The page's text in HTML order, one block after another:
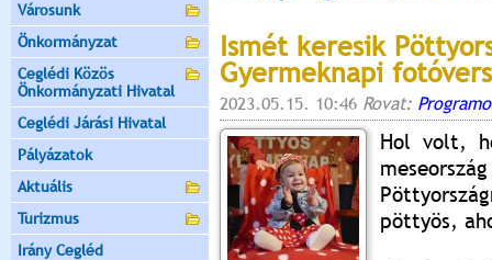
Városunk
Önkormányzat
Ceglédi Közös
Önkormányzati Hivatal
Ceglédi Járási Hivatal
Pályázatok
Aktuális
Turizmus
Irány Cegléd
Ismét keresik
Gyermeknapi
2023.05.15. 10:46 Rovat:
Hol volt,
pöttyös,